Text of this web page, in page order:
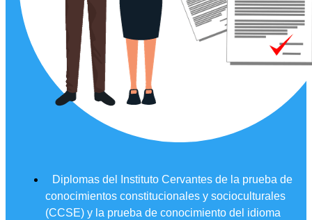
Diplomas del Instituto Cervantes de la prueba de
conocimientos constitucionales y socioculturales
(CCSE) y la prueba de conocimiento del idioma